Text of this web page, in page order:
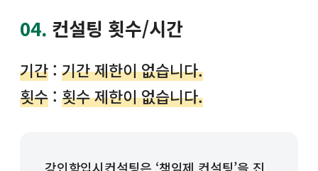
04. 컨설팅 횟수/시간
기간 : 기간 제한이 없습니다.
횟수 : 횟수 제한이 없습니다.
강인함입시컨설팅은 ‘책임제 컨설팅’을 진